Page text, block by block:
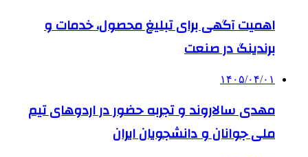
اهمیت آگهی برای تبلیغ محصول، خدمات و
برندینگ در صنعت
۱۴۰۵/۰۴/۰۱
مهدی سالاروند و تجربه حضور در اردوهای تیم
ملی جوانان و دانشجویان ایران